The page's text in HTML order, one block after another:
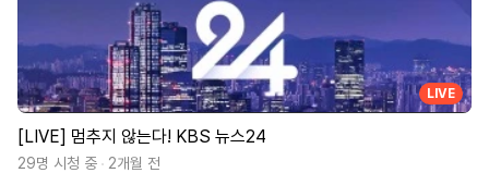
LIVE
[LIVE] 멈추지 않는다! KBS 뉴스24
29명 시청 중 2개월 전